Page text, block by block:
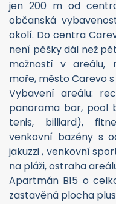
jen 200 m od
občanská
okolí. Do centra
není pěšky dál než
možností v areálu,
moře, město Carevo
Vybavení areálu:
panorama bar, pool
tenis, billiard),
venkovní bazény s
jakuzzi , venkovní
na pláži, ostraha
Apartmán B15 o
zastavěná plocha